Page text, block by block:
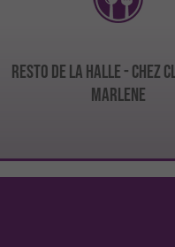
RESTO DE LA HALLE - CHEZ
MARLENE